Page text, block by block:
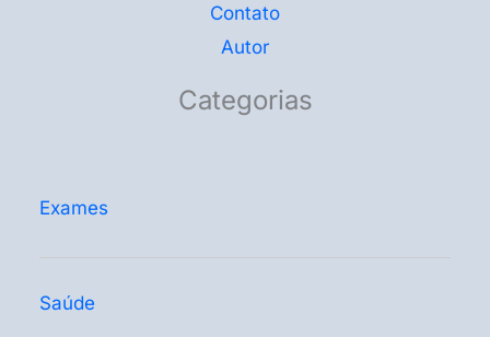
Contato
Autor
Categorias
Exames
Saúde